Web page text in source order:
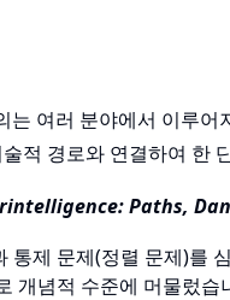
는 여러 분야에서 이루
적 경로와 연결하여 한
Paths,
통제 문제(정렬 문제)를
개념적 수준에 머물렀